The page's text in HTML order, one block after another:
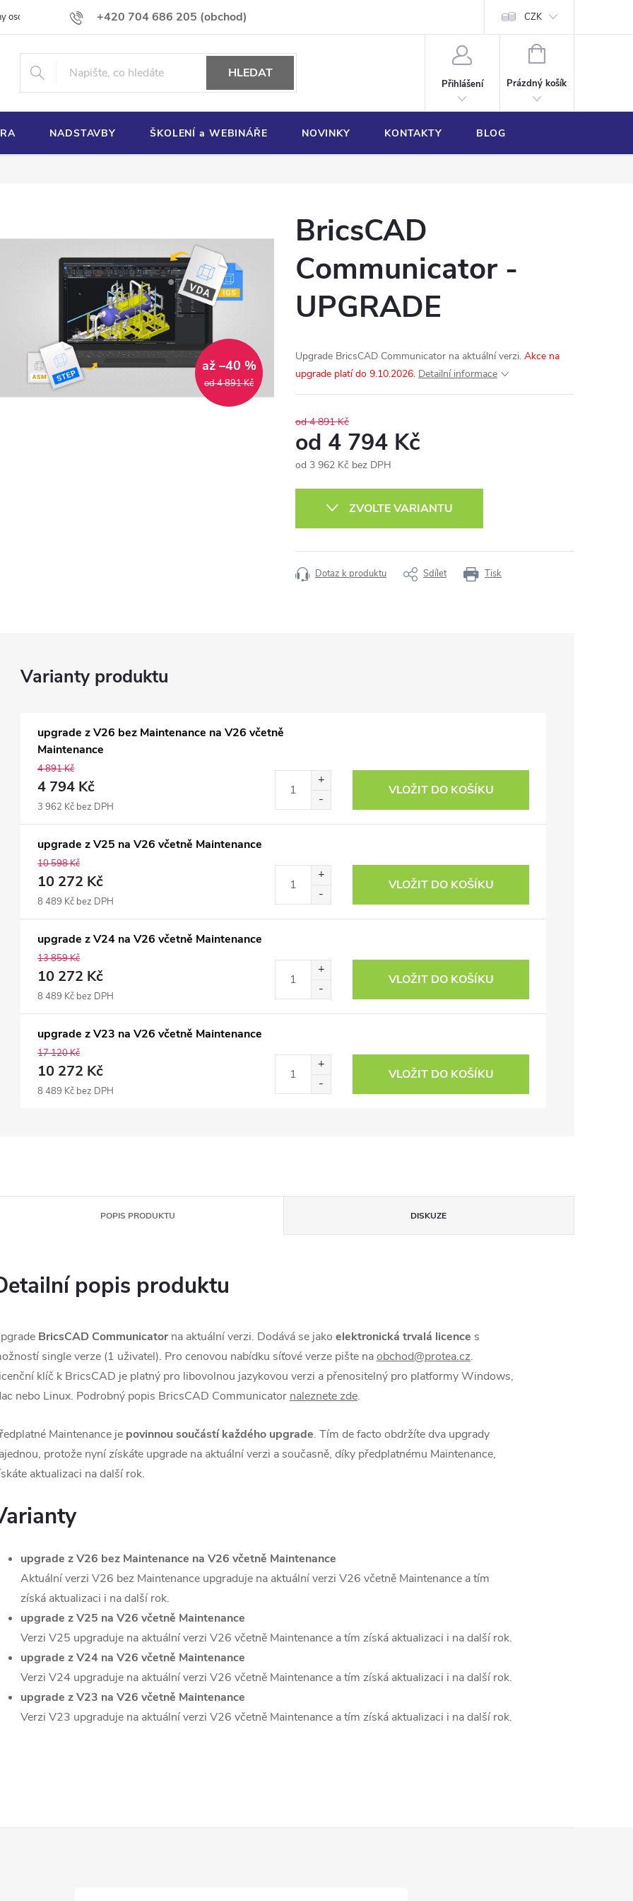
+420 704 686 205 (obchod)
osobních údajů Používání souborů cookies CZK
HLEDAT
Přihlášení
NÁKUPNÍ
Prázdný košík
NADSTAVBY ŠKOLENÍ a WEBINÁŘE NOVINKY KONTAKTY BLOG
od 4 891 Kč
až –40 %
BricsCAD
Communicator -
UPGRADE
Upgrade BricsCAD Communicator na aktuální verzi. Akce na
upgrade platí do 9.10.2026. Detailní informace
od 4 891 Kč
od 4 794 Kč
od 3 962 Kč bez DPH
ZVOLTE VARIANTU
Tisk
Dotaz k produktu Sdílet
upgrade z V26 bez Maintenance na V26 včetně
Maintenance
4 891 Kč
4 794 Kč
3 962 Kč bez DPH
VLOŽIT DO KOŠÍKU
upgrade z V25 na V26 včetně Maintenance
10 598 Kč
10 272 Kč
8 489 Kč bez DPH
VLOŽIT DO KOŠÍKU
upgrade z V24 na V26 včetně Maintenance
13 859 Kč
10 272 Kč
8 489 Kč bez DPH
VLOŽIT DO KOŠÍKU
upgrade z V23 na V26 včetně Maintenance
17 120 Kč
10 272 Kč
8 489 Kč bez DPH
VLOŽIT DO KOŠÍKU
POPIS PRODUKTU DISKUZE
popis produktu
BricsCAD Communicator na aktuální verzi. Dodává se jako elektronická trvalá licence s
single verze (1 uživatel). Pro cenovou nabídku síťové verze pište naobchod@protea.cz.
klíč k BricsCAD je platný pro libovolnou jazykovou verzi a přenositelný pro platformy Windows,
nebo Linux. Podrobný popis BricsCAD Communicator naleznete zde.
Maintenance je povinnou součástí každého upgrade. Tím de facto obdržíte dva upgrady
protože nyní získáte upgrade na aktuální verzi a současně, díky předplatnému Maintenance,
aktualizaci na další rok.
upgrade z V26 bez Maintenance na V26 včetně Maintenance
Aktuální verzi V26 bez Maintenance upgraduje na aktuální verzi V26 včetně Maintenance a tím
získá aktualizaci i na další rok.
upgrade z V25 na V26 včetně Maintenance
Verzi V25 upgraduje na aktuální verzi V26 včetně Maintenance a tím získá aktualizaci i na další rok.
upgrade z V24 na V26 včetně Maintenance
Verzi V24 upgraduje na aktuální verzi V26 včetně Maintenance a tím získá aktualizaci i na další rok.
upgrade z V23 na V26 včetně Maintenance
Verzi V23 upgraduje na aktuální verzi V26 včetně Maintenance a tím získá aktualizaci i na další rok.